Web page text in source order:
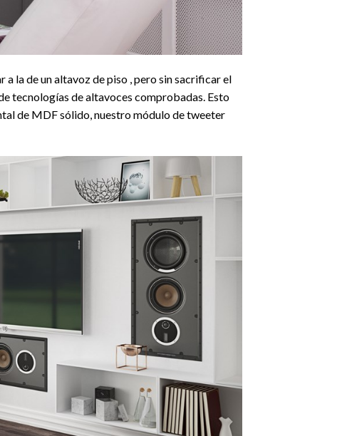
la de un altavoz de piso , pero sin sacrificar el
tecnologías de altavoces comprobadas. Esto
de MDF sólido, nuestro módulo de tweeter